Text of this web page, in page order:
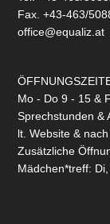
Fax. +43-463/
office@equaliz.at
Mo - Do 9 - 15 &
Sprechstunden &
lt. Website &
Zusätzliche
Mädchen*treff: